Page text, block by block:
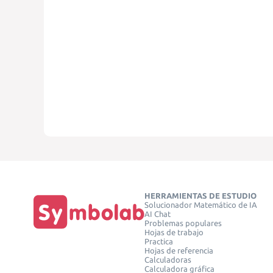
HERRAMIENTAS DE ESTUDIO
Solucionador Matemático de IA
AI Chat
Problemas populares
Hojas de trabajo
Practica
Hojas de referencia
Calculadoras
Calculadora gráfica